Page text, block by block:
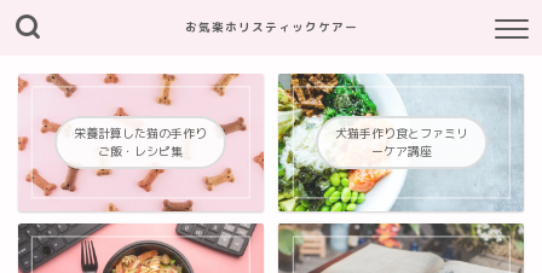
お気楽ホリスティックケアー
栄養計算した猫の手作り
ご飯・レシピ集
犬猫手作り食とファミリ
ーケア講座